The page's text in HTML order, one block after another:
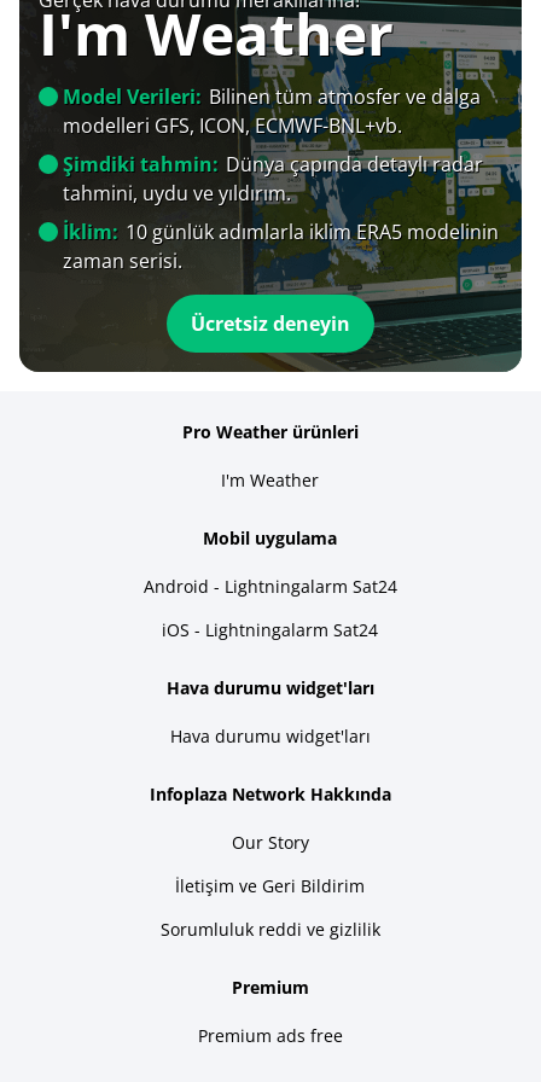
I'm Weather
Model Verileri: Bilinen tüm atmosfer ve dalga
modelleri GFS, ICON, ECMWF-BNL+vb.
Şimdiki tahmin: Dünya çapında detaylı radar
tahmini, uydu ve yıldırım.
İklim: 10 günlük adımlarla iklim ERA5 modelinin
zaman serisi.
Ücretsiz deneyin
Pro Weather ürünleri
I'm Weather
Mobil uygulama
Android - Lightningalarm Sat24
iOS - Lightningalarm Sat24
Hava durumu widget'ları
Hava durumu widget'ları
Infoplaza Network Hakkında
Our Story
İletişim ve Geri Bildirim
Sorumluluk reddi ve gizlilik
Premium
Premium ads free